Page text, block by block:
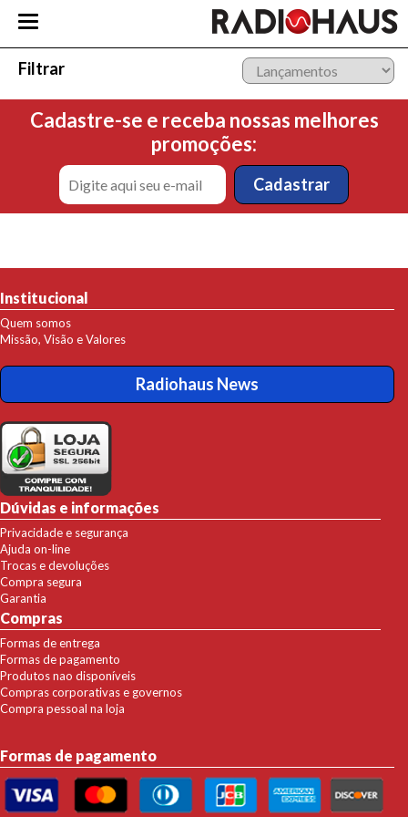
Filtrar
Cadastre-se e receba nossas melhores
promoções:
Institucional
Quem somos
Missão, Visão e Valores
Radiohaus News
Dúvidas e informações
Privacidade e segurança
Ajuda on-line
Trocas e devoluções
Compra segura
Garantia
Compras
Formas de entrega
Formas de pagamento
Produtos nao disponíveis
Compras corporativas e governos
Compra pessoal na loja
Formas de pagamento